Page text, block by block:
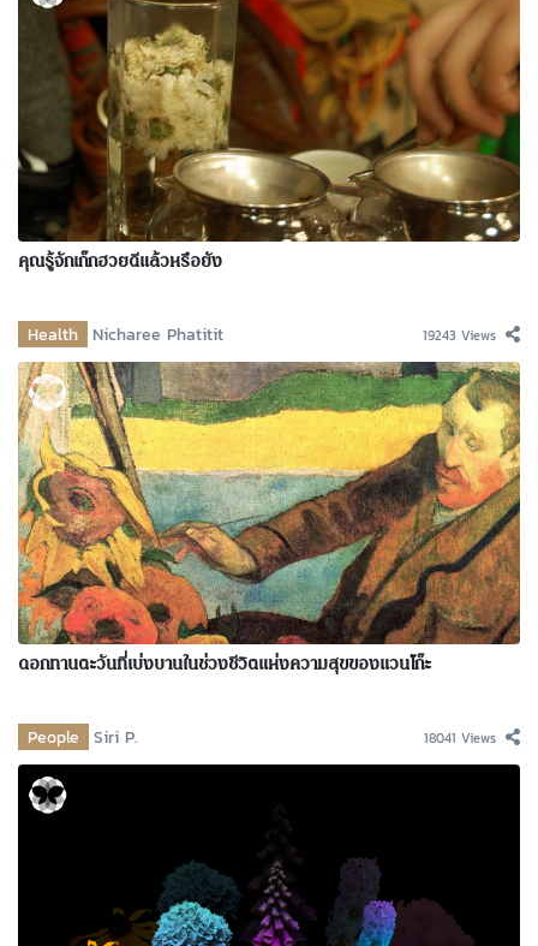
คุณรู้จักเก๊กฮวยดีแล้วหรือยัง
Health Nicharee Phatitit 19243 Views
ดอกทานตะวันที่เบ่งบานในช่วงชีวิตแห่งความสุขของแวนโก๊ะ
People Siri P. 18041 Views